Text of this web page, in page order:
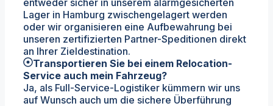
Lager in Hamburg zwischengelagert werden
oder wir organisieren eine Aufbewahrung bei
unseren zertifizierten Partner-Speditionen direkt
an Ihrer Zieldestination.
Transportieren Sie bei einem Relocation-
Service auch mein Fahrzeug?
Ja, als Full-Service-Logistiker kümmern wir uns
auf Wunsch auch um die sichere Überführung